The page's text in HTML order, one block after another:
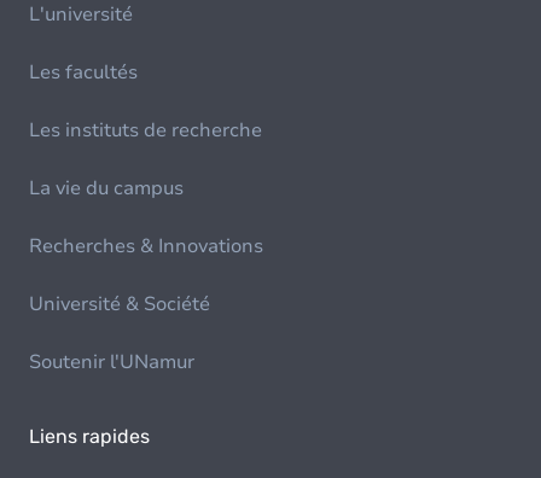
L'université
Les facultés
Les instituts de recherche
La vie du campus
Recherches & Innovations
Université & Société
Soutenir l'UNamur
Liens rapides